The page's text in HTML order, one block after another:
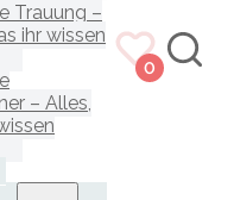
Trauung –
ihr wissen
– Alles,
0